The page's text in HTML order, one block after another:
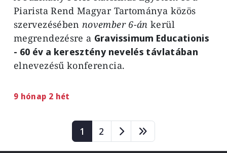
Piarista Rend Magyar Tartománya közös
szervezésében november 6-án kerül
megrendezésre a Gravissimum Educationis
- 60 év a keresztény nevelés távlatában
elnevezésű konferencia.
9 hónap 2 hét
OldalszámozásPage
1 Page
2